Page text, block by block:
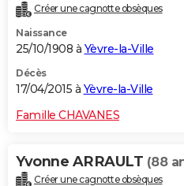
Créer une cagnotte obsèques
Naissance
25/10/1908 à Yèvre-la-Ville
Décès
17/04/2015 à Yèvre-la-Ville
Famille CHAVANES
Yvonne ARRAULT (88
Créer une cagnotte obsèques